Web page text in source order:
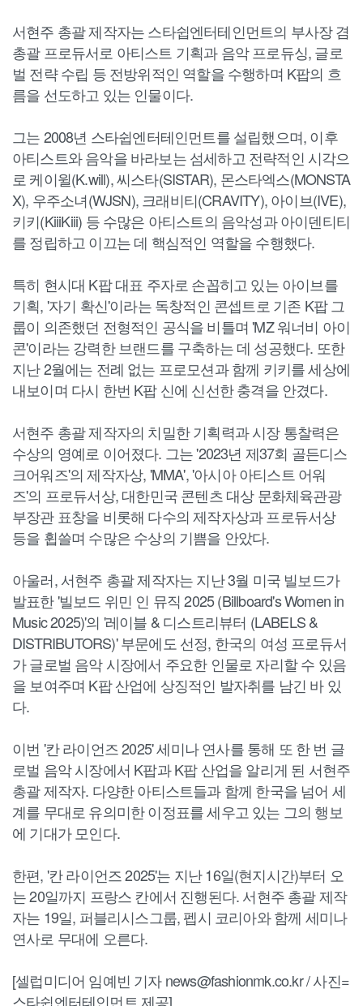
서현주 총괄 제작자는 스타쉽엔터테인먼트의 부사장 겸
총괄 프로듀서로 아티스트 기획과 음악 프로듀싱, 글로
벌 전략 수립 등 전방위적인 역할을 수행하며 K팝의 흐
름을 선도하고 있는 인물이다.
그는 2008년 스타쉽엔터테인먼트를 설립했으며, 이후
아티스트와 음악을 바라보는 섬세하고 전략적인 시각으
로 케이윌(K.will), 씨스타(SISTAR), 몬스타엑스(MONSTA
X), 우주소녀(WJSN), 크래비티(CRAVITY), 아이브(IVE),
키키(KiiiKiii) 등 수많은 아티스트의 음악성과 아이덴티티
를 정립하고 이끄는 데 핵심적인 역할을 수행했다.
특히 현시대 K팝 대표 주자로 손꼽히고 있는 아이브를
기획, '자기 확신'이라는 독창적인 콘셉트로 기존 K팝 그
룹이 의존했던 전형적인 공식을 비틀며 'MZ 워너비 아이
콘'이라는 강력한 브랜드를 구축하는 데 성공했다. 또한
지난 2월에는 전례 없는 프로모션과 함께 키키를 세상에
내보이며 다시 한번 K팝 신에 신선한 충격을 안겼다.
서현주 총괄 제작자의 치밀한 기획력과 시장 통찰력은
수상의 영예로 이어졌다. 그는 '2023년 제37회 골든디스
크어워즈'의 제작자상, 'MMA', '아시아 아티스트 어워
즈'의 프로듀서상, 대한민국 콘텐츠 대상 문화체육관광
부장관 표창을 비롯해 다수의 제작자상과 프로듀서상
등을 휩쓸며 수많은 수상의 기쁨을 안았다.
아울러, 서현주 총괄 제작자는 지난 3월 미국 빌보드가
발표한 '빌보드 위민 인 뮤직 2025 (Billboard's Women in
Music 2025)'의 '레이블 & 디스트리뷰터 (LABELS &
DISTRIBUTORS)' 부문에도 선정, 한국의 여성 프로듀서
가 글로벌 음악 시장에서 주요한 인물로 자리할 수 있음
을 보여주며 K팝 산업에 상징적인 발자취를 남긴 바 있
다.
이번 '칸 라이언즈 2025' 세미나 연사를 통해 또 한 번 글
로벌 음악 시장에서 K팝과 K팝 산업을 알리게 된 서현주
총괄 제작자. 다양한 아티스트들과 함께 한국을 넘어 세
계를 무대로 유의미한 이정표를 세우고 있는 그의 행보
에 기대가 모인다.
한편, '칸 라이언즈 2025'는 지난 16일(현지시간)부터 오
는 20일까지 프랑스 칸에서 진행된다. 서현주 총괄 제작
자는 19일, 퍼블리시스그룹, 펩시 코리아와 함께 세미나
연사로 무대에 오른다.
[셀럽미디어 임예빈 기자 news@fashionmk.co.kr / 사진=
스타쉽엔터테인먼트 제공]